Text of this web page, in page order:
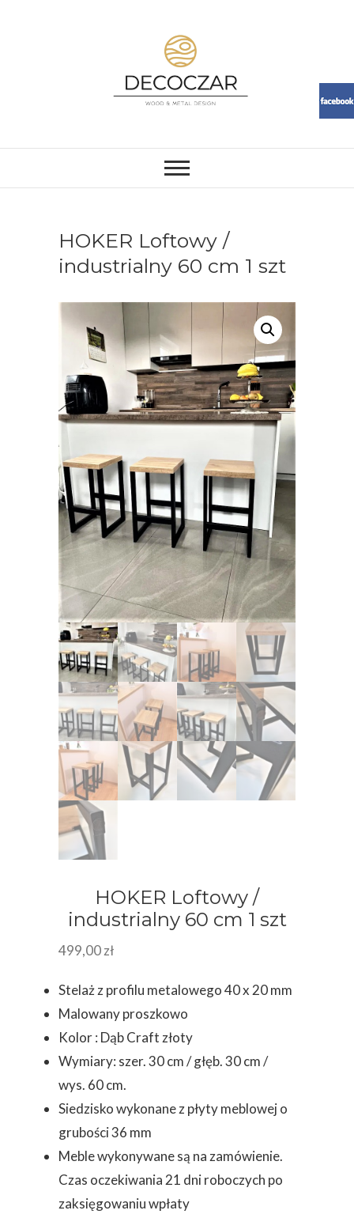
DECOCZAR
MEBLE, ŻYWICA, WOOD
HOKER Loftowy /
industrialny 60 cm 1 szt
HOKER Loftowy /
industrialny 60 cm 1 szt
499,00zł
Stelaż z profilu metalowego 40 x 20 mm
Malowany proszkowo
Kolor : Dąb Craft złoty
Wymiary: szer. 30 cm / głęb. 30 cm /
wys. 60 cm.
Siedzisko wykonane z płyty meblowej o
grubości 36 mm
Meble wykonywane są na zamówienie.
Czas oczekiwania 21 dni roboczych po
zaksięgowaniu wpłaty